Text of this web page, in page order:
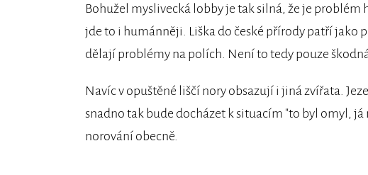
Bohužel myslivecká lobby je tak silná, že je
jde to i humánněji. Liška do české přírody patří jako
dělají problémy na polích. Není to tedy pouze
Navíc v opuštěné liščí nory obsazují i jiná zvířata.
snadno tak bude docházet k situacím "to byl omyl, já
norování obecně.